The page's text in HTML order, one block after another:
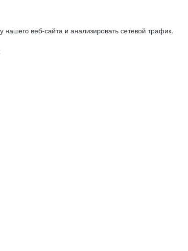
веб-сайта и анализировать сетевой трафик.